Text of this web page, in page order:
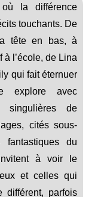
la différence
touchants. De
tête en bas, à
l’école, de Lina
qui fait éternuer
explore avec
singulières de
cités sous-
fantastiques du
à voir le
et celles qui
différent, parfois